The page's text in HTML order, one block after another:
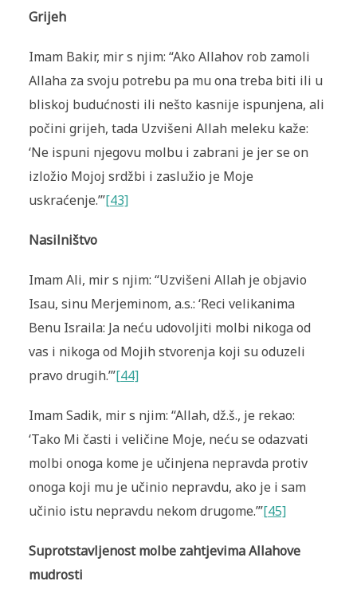
Grijeh
Imam Bakir, mir s njim: “Ako Allahov rob zamoli
Allaha za svoju potrebu pa mu ona treba biti ili u
bliskoj budućnosti ili nešto kasnije ispunjena, ali
počini grijeh, tada Uzvišeni Allah meleku kaže:
‘Ne ispuni njegovu molbu i zabrani je jer se on
izložio Mojoj srdžbi i zaslužio je Moje
uskraćenje.’”[43]
Nasilništvo
Imam Ali, mir s njim: “Uzvišeni Allah je objavio
Isau, sinu Merjeminom, a.s.: ‘Reci velikanima
Benu Israila: Ja neću udovoljiti molbi nikoga od
vas i nikoga od Mojih stvorenja koji su oduzeli
pravo drugih.’”[44]
Imam Sadik, mir s njim: “Allah, dž.š., je rekao:
‘Tako Mi časti i veličine Moje, neću se odazvati
molbi onoga kome je učinjena nepravda protiv
onoga koji mu je učinio nepravdu, ako je i sam
učinio istu nepravdu nekom drugome.’”[45]
Suprotstavljenost molbe zahtjevima Allahove
mudrosti